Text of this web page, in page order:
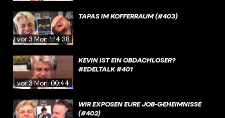
vor 3 Monaten
1:14:38
TAPAS IM KOFFERRAUM (#403)
vor 3 Monaten
00:44
KEVIN IST EIN OBDACHLOSER?
#EDELTALK #401
WIR EXPOSEN EURE JOB-GEHEIMNISSE
(#402)